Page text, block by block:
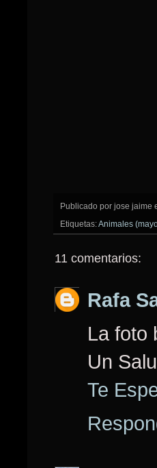
Publicado por jose jaime
Etiquetas:Animales
11 comentarios:
Rafa
La foto
Un
Te